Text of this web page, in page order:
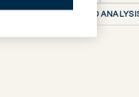
VIEWS AND